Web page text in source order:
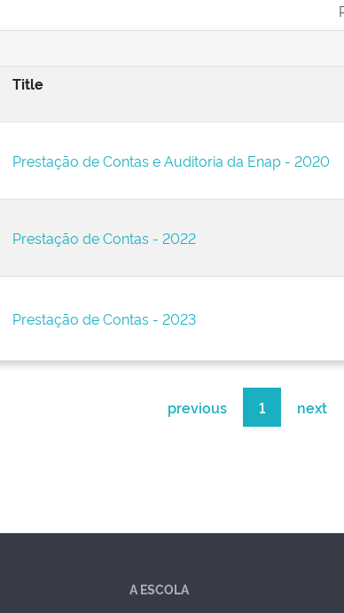
Title
Prestação de Contas e Auditoria da Enap - 2020
Prestação de Contas - 2022
Prestação de Contas - 2023
previous 1 next
A ESCOLA